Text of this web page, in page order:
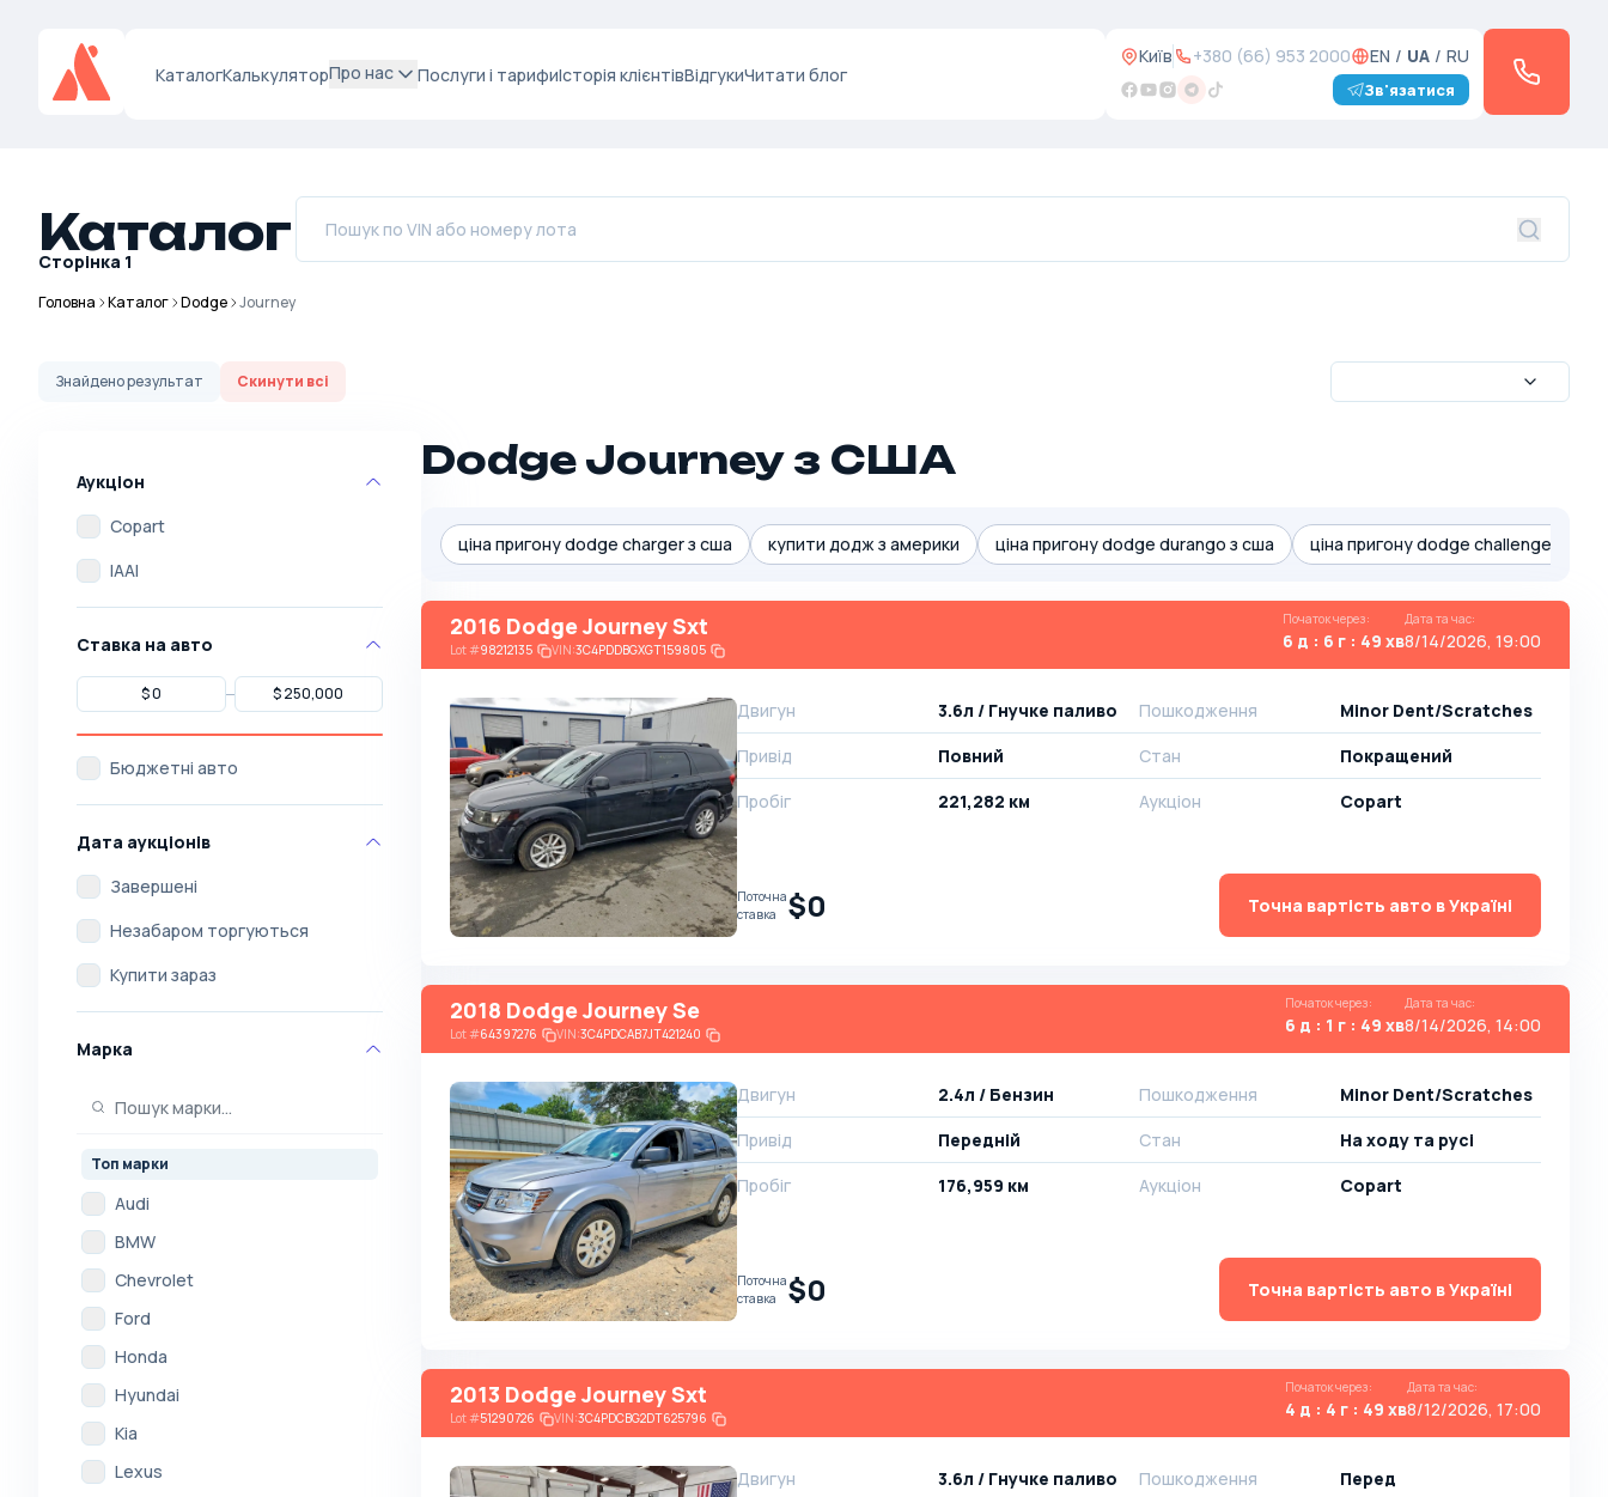
КаталогКалькуляторПро нас Послуги і тарифиІсторія клієнтівВідгукиЧитати блог
Київ +380 (66) 953 2000 EN / UA / RU
Зв'язатися
Каталог
Сторінка 1
Головна Каталог Dodge Journey
Знайденорезультат Скинути всі
Аукціон
Copart
IAAI
Ставка на авто
Бюджетні авто
Дата аукціонів
Завершені
Незабаром торгуються
Купити зараз
Марка
Топ марки
Audi
BMW
Chevrolet
Ford
Honda
Hyundai
Kia
Lexus
Dodge Journey з США
ціна пригону dodge charger з сша купити додж з америки ціна пригону dodge durango з сша ціна пригону dodge challenger з сша
2016 Dodge Journey Sxt
Lot#98212135 VIN:3C4PDDBGXGT159805
Початок через:
6 д : 6 г : 49 хв
Дата та час:
8/14/2026, 19:00
Двигун
3.6л / Гнучке паливо
Привід
Повний
Пробіг
221,282 км
Пошкодження
Minor Dent/Scratches
Стан
Покращений
Аукціон
Copart
Поточна
ставка
$0 Точна вартість авто в Україні
2018 Dodge Journey Se
Lot#64397276 VIN:3C4PDCAB7JT421240
Початок через:
6 д : 1 г : 49 хв
Дата та час:
8/14/2026, 14:00
Двигун
2.4л / Бензин
Привід
Передній
Пробіг
176,959 км
Пошкодження
Minor Dent/Scratches
Стан
На ​​ходу та русі
Аукціон
Copart
Поточна
ставка
$0 Точна вартість авто в Україні
2013 Dodge Journey Sxt
Lot#51290726 VIN:3C4PDCBG2DT625796
Початок через:
4 д : 4 г : 49 хв
Дата та час:
8/12/2026, 17:00
Двигун
3.6л / Гнучке паливо
Пошкодження
Перед